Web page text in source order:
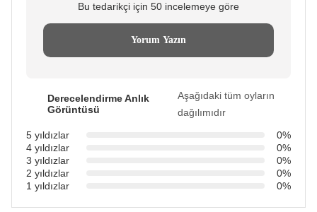
Bu tedarikçi için 50 incelemeye göre
Yorum Yazın
Derecelendirme Anlık
Görüntüsü
Aşağıdaki tüm oyların
dağılımıdır
5 yıldızlar
0%
4 yıldızlar
0%
3 yıldızlar
0%
2 yıldızlar
0%
1 yıldızlar
0%